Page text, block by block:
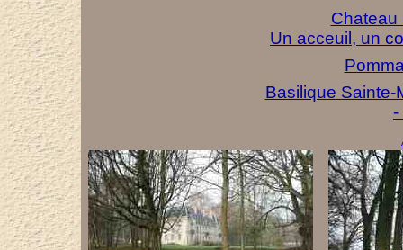
Chateau
Un acceuil, un
Basilique Sainte-
-